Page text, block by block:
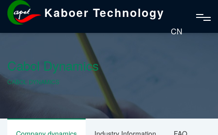
Kaboer Technology
CN
Cabol Dynamics
CABOL DYNAMICS